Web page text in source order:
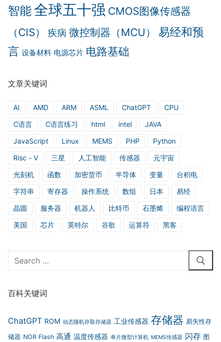
智能全球五十强 CMOS图像传感器
（CIS）
疾病 微控制器（MCU）
易经和预
言 设备材料 电源芯片 电路基础
文章关键词
AI AMD ARM ASML ChatGPT
CPU
C语言
C语言练习 html intel
JAVA
JavaScript
Linux MEMS PHP
Python
Risc－V
三星 人工智能 传感器
元宇宙
光刻机
函数 加密货币 半导体 变量
台积电
字符串
寄存器 操作系统 数组 日本
易经
晶圆
服务器 机器人 比特币 石墨烯
编程语言
美国
芯片 英特尔 谷歌 运算符 黑客
Search
百科关键词
ChatGPT ROM 动态随机存取存储器 工业传感器 存储器 易失性存
储器 NOR Flash 高通 温度传感器 单片微型计算机 MEMS传感器 闪存 图